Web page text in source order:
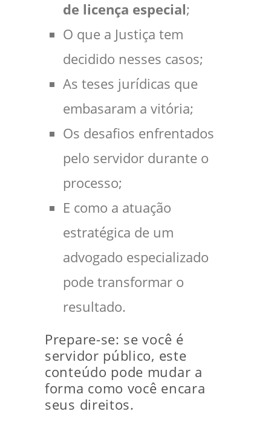
de licença especial;
O que a Justiça tem
decidido nesses casos;
As teses jurídicas que
embasaram a vitória;
Os desafios enfrentados
pelo servidor durante o
processo;
E como a atuação
estratégica de um
advogado especializado
pode transformar o
resultado.
Prepare-se: se você é
servidor público, este
conteúdo pode mudar a
forma como você encara
seus direitos.